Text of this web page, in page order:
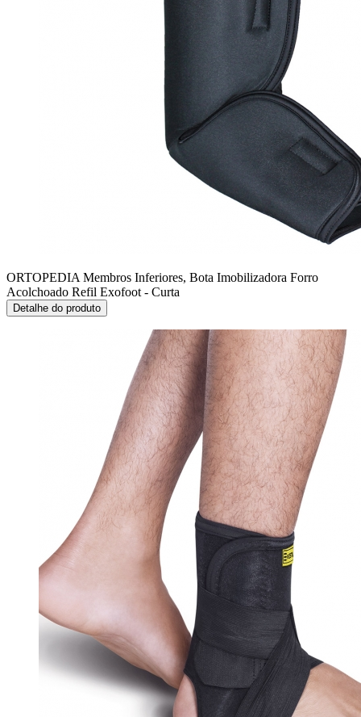
ORTOPEDIA Membros Inferiores, Bota Imobilizadora Forro
Acolchoado Refil Exofoot - Curta
Detalhe do produto